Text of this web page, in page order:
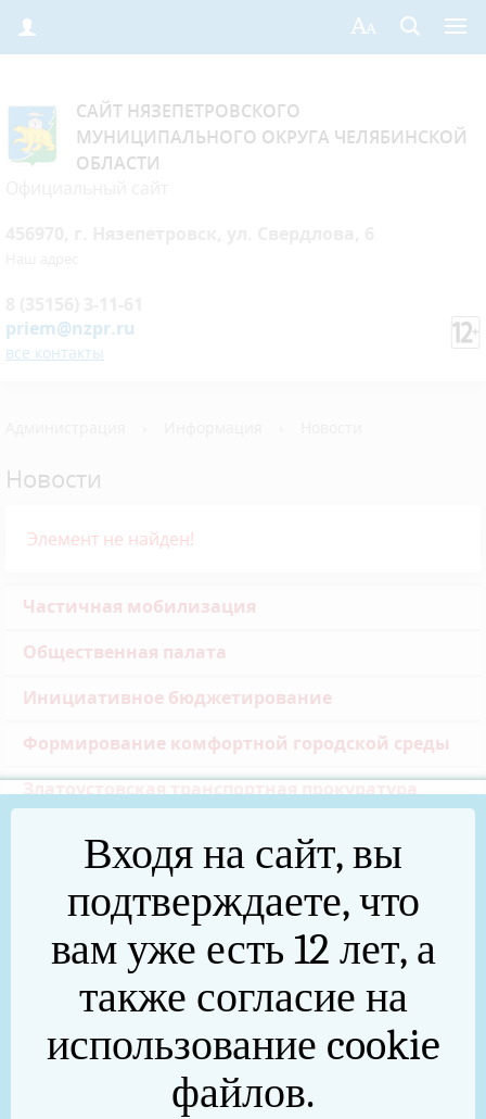
САЙТ НЯЗЕПЕТРОВСКОГО
МУНИЦИПАЛЬНОГО ОКРУГА ЧЕЛЯБИНСКОЙ
ОБЛАСТИ
priem@nzpr.ru
все контакты
Новости
Элемент не найден!
Частичная мобилизация
Общественная палата
Инициативное бюджетирование
Формирование комфортной городской среды
Златоустовская транспортная прокуратура
Реальные дела (архив)
Национальные проекты
75 лет Победы в Великой Отечественной войне
(архив)
Новости прокуратуры
Входя на сайт, вы
подтверждаете, что
вам уже есть 12 лет, а
также согласие на
использование cookie
файлов.